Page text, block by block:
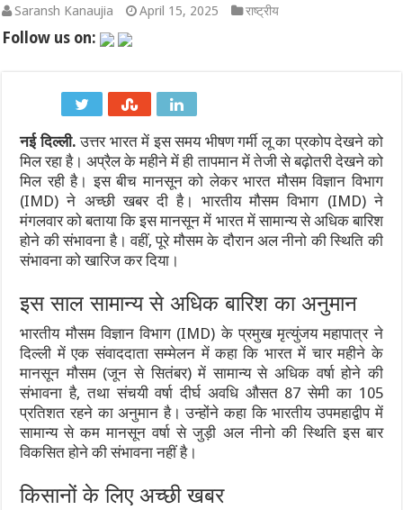
‘आवारापन 2’ का टीज़र रिलीज़: इमरान हाशमी फिर दिखेंगे ‘शिवम
Velo की नई ग्लोबल रिसर्च में सामने आया सेल्फ-एक्सप्रेशन का रिपल इफेक्ट
महिंद्रा ने लॉन्च किया Scorpio-N का नया अवतार: पैनोरमिक सनरूफ
एथेनॉल नीति पर बने फर्जी और डीपफेक वीडियो हटाएं: बॉम्बे हाईकोर्ट का
गंगा पुल पर नॉन-इंटरलॉकिंग कार्य: दिल्ली-पटना-हावड़ा रूट की 845 ट्रेनें
Saransh Kanaujia April 15, 2025 राष्ट्रीय
Follow us on:
नई दिल्ली. उत्तर भारत में इस समय भीषण गर्मी लू का प्रकोप देखने को
मिल रहा है। अप्रैल के महीने में ही तापमान में तेजी से बढ़ोतरी देखने को
मिल रही है। इस बीच मानसून को लेकर भारत मौसम विज्ञान विभाग
(IMD) ने अच्छी खबर दी है। भारतीय मौसम विभाग (IMD) ने
मंगलवार को बताया कि इस मानसून में भारत में सामान्य से अधिक बारिश
होने की संभावना है। वहीं, पूरे मौसम के दौरान अल नीनो की स्थिति की
संभावना को खारिज कर दिया।
इस साल सामान्य से अधिक बारिश का अनुमान
भारतीय मौसम विज्ञान विभाग (IMD) के प्रमुख मृत्युंजय महापात्र ने
दिल्ली में एक संवाददाता सम्मेलन में कहा कि भारत में चार महीने के
मानसून मौसम (जून से सितंबर) में सामान्य से अधिक वर्षा होने की
संभावना है, तथा संचयी वर्षा दीर्घ अवधि औसत 87 सेमी का 105
प्रतिशत रहने का अनुमान है। उन्होंने कहा कि भारतीय उपमहाद्वीप में
सामान्य से कम मानसून वर्षा से जुड़ी अल नीनो की स्थिति इस बार
विकसित होने की संभावना नहीं है।
किसानों के लिए अच्छी खबर